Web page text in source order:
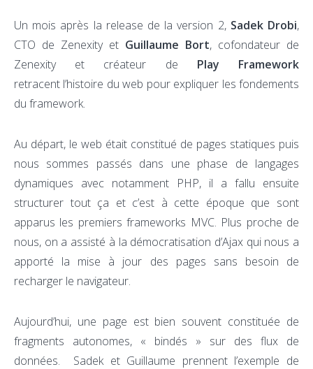
Un mois après la release de la version 2, Sadek Drobi,
CTO de Zenexity et Guillaume Bort, cofondateur de
Zenexity et créateur de Play Framework
retracent l’histoire du web pour expliquer les fondements
du framework.
Au départ, le web était constitué de pages statiques puis
nous sommes passés dans une phase de langages
dynamiques avec notamment PHP, il a fallu ensuite
structurer tout ça et c’est à cette époque que sont
apparus les premiers frameworks MVC. Plus proche de
nous, on a assisté à la démocratisation d’Ajax qui nous a
apporté la mise à jour des pages sans besoin de
recharger le navigateur.
Aujourd’hui, une page est bien souvent constituée de
fragments autonomes, « bindés » sur des flux de
données. Sadek et Guillaume prennent l’exemple de